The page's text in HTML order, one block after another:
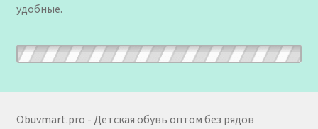
удобные.
Obuvmart.pro - Детская обувь оптом без рядов